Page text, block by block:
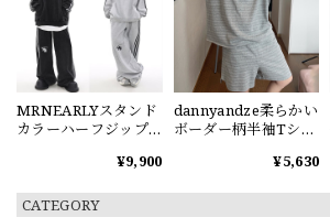
CATEGORY
MRNEARLYスタンド
カラーハーフジップ
¥9,900
dannyandze柔らかい
ボーダー柄半袖Tシャ
¥5,630